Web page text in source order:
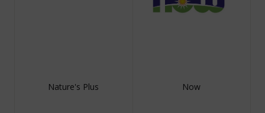
Nature's Plus Now